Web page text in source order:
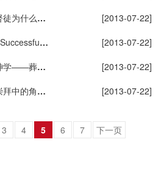
燕京神学院举办“中国基督徒为什么要读伦语？”学术讲座
[2013-07-22]
燕京神学院举办“Raising Successful and Mature Christian Children——英译汉标题”讲座
[2013-07-22]
燕京神学院举办“生命的神学——葬礼”学术讲座
[2013-07-22]
燕京神学院举办“唱诗在崇拜中的角色”学术讲座
[2013-07-22]
3 4 5 6 7 下一页